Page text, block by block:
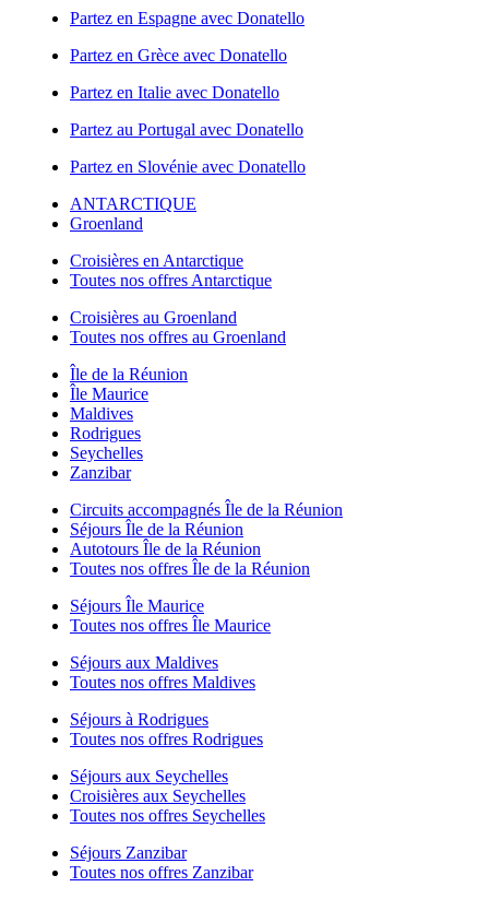
Partez en Espagne avec Donatello
Partez en Grèce avec Donatello
Partez en Italie avec Donatello
Partez au Portugal avec Donatello
Partez en Slovénie avec Donatello
ANTARCTIQUE
Groenland
Croisières en Antarctique
Toutes nos offres Antarctique
Croisières au Groenland
Toutes nos offres au Groenland
Île de la Réunion
Île Maurice
Maldives
Rodrigues
Seychelles
Zanzibar
Circuits accompagnés Île de la Réunion
Séjours Île de la Réunion
Autotours Île de la Réunion
Toutes nos offres Île de la Réunion
Séjours Île Maurice
Toutes nos offres Île Maurice
Séjours aux Maldives
Toutes nos offres Maldives
Séjours à Rodrigues
Toutes nos offres Rodrigues
Séjours aux Seychelles
Croisières aux Seychelles
Toutes nos offres Seychelles
Séjours Zanzibar
Toutes nos offres Zanzibar